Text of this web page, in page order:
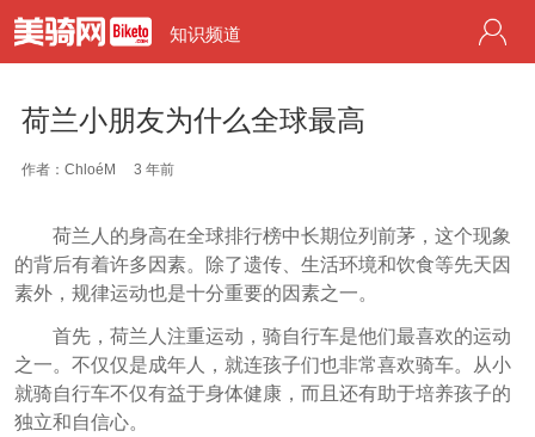
知识频道
荷兰小朋友为什么全球最高
作者：ChloéM 3 年前
荷兰人的身高在全球排行榜中长期位列前茅，这个现象
的背后有着许多因素。除了遗传、生活环境和饮食等先天因
素外，规律运动也是十分重要的因素之一。
首先，荷兰人注重运动，骑自行车是他们最喜欢的运动
之一。不仅仅是成年人，就连孩子们也非常喜欢骑车。从小
就骑自行车不仅有益于身体健康，而且还有助于培养孩子的
独立和自信心。